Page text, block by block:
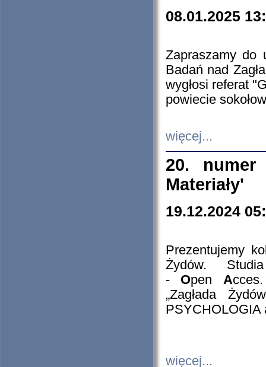
08.01.2025
Zapraszamy do
Badań nad
wygłosi referat
powiecie
więcej...
20. numer
Materiały'
19.12.2024
Prezentujemy
Żydów.
- Open A
„Zagłada
PSYCHOLOGIA
więcej...